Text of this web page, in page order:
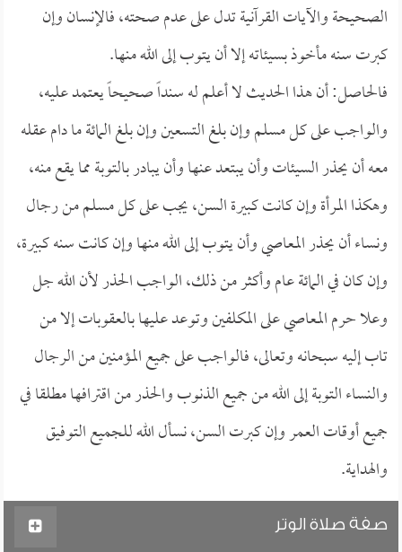
الصحيحة والآيات القرآنية تدل على عدم صحته، فالإنسان وإن
كبرت سنه مأخوذ بسيئاته إلا أن يتوب إلى الله منها.
فالحاصل: أن هذا الحديث لا أعلم له سنداً صحيحاً يعتمد عليه،
والواجب على كل مسلم وإن بلغ التسعين وإن بلغ المائة ما دام عقله
معه أن يحذر السيئات وأن يبتعد عنها وأن يبادر بالتوبة مما يقع منه،
وهكذا المرأة وإن كانت كبيرة السن، يجب على كل مسلم من رجال
ونساء أن يحذر المعاصي وأن يتوب إلى الله منها وإن كانت سنه كبيرة،
وإن كان في المائة عام وأكثر من ذلك، الواجب الحذر لأن الله جل
وعلا حرم المعاصي على المكلفين وتوعد عليها بالعقوبات إلا من
تاب إليه سبحانه وتعالى، فالواجب على جميع المؤمنين من الرجال
والنساء التوبة إلى الله من جميع الذنوب والحذر من اقترافها مطلقا في
جميع أوقات العمر وإن كبرت السن، نسأل الله للجميع التوفيق
والهداية.
صفة صلاة الوتر